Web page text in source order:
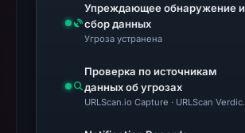
Упреждающее обнаружение и
сбор данных
Угроза устранена
Проверка по источникам
данных об угрозах
URLScan.io Capture · URLScan